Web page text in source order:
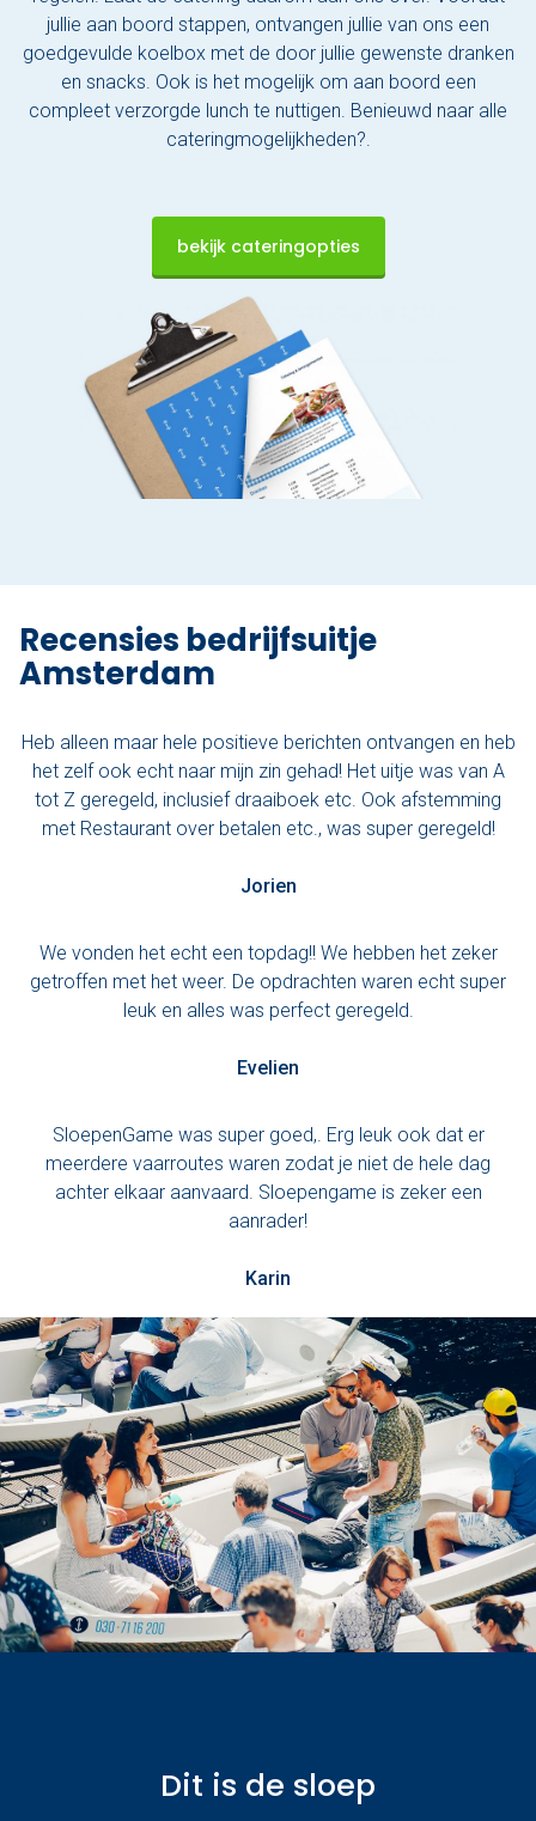
jullie aan boord stappen, ontvangen jullie van ons een
goedgevulde koelbox met de door jullie gewenste dranken
en snacks. Ook is het mogelijk om aan boord een
compleet verzorgde lunch te nuttigen. Benieuwd naar alle
cateringmogelijkheden?.
bekijk cateringopties
Recensies bedrijfsuitje
Amsterdam
Heb alleen maar hele positieve berichten ontvangen en heb
het zelf ook echt naar mijn zin gehad! Het uitje was van A
tot Z geregeld, inclusief draaiboek etc. Ook afstemming
met Restaurant over betalen etc., was super geregeld!
Jorien
We vonden het echt een topdag!! We hebben het zeker
getroffen met het weer. De opdrachten waren echt super
leuk en alles was perfect geregeld.
Evelien
SloepenGame was super goed,. Erg leuk ook dat er
meerdere vaarroutes waren zodat je niet de hele dag
achter elkaar aanvaard. Sloepengame is zeker een
aanrader!
Karin
Dit is de sloep